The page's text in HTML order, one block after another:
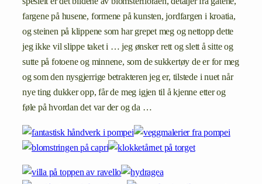
fargene på husene, formene på kunsten, jordfargen i kroatia,
og steinen på klippene som har grepet meg og nettopp dette
jeg ikke vil slippe taket i … jeg ønsker rett og slett å sitte og
sutte på fotoene og minnene, som de sukkertøy de er for meg
og som den nysgjerrige betrakteren jeg er, tilstede i nuet når
nye ting dukker opp, får de meg igjen til å kjenne etter og
føle på hvordan det var der og da …